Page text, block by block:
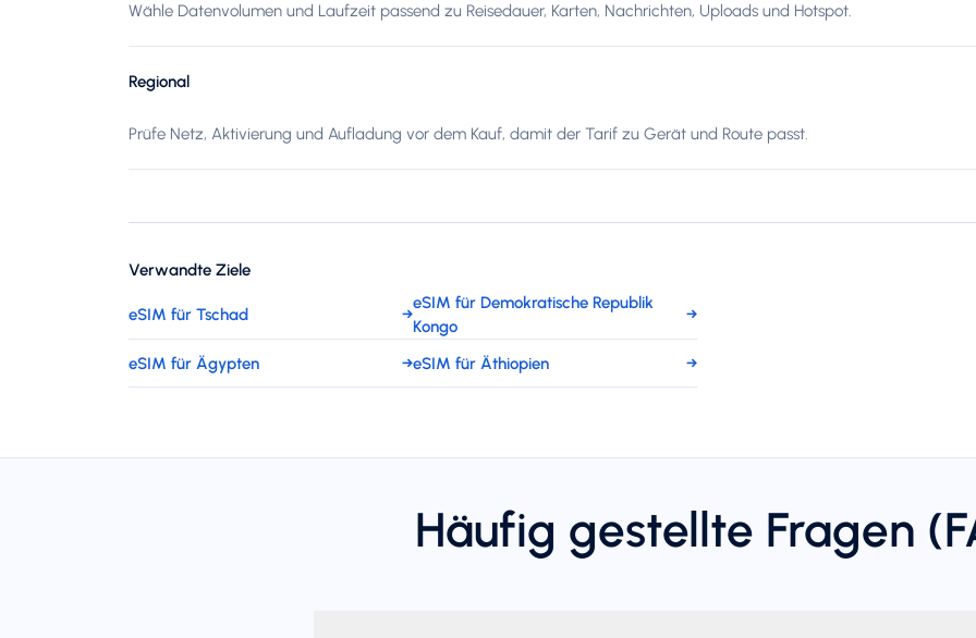
Wähle Datenvolumen und Laufzeit passend zu Reisedauer, Karten, Nachrichten, Uploads und Hotspot.
Regional
Prüfe Netz, Aktivierung und Aufladung vor dem Kauf, damit der Tarif zu Gerät und Route passt.
Verwandte Ziele
eSIM für Tschad →
eSIM für Demokratische Republik
Kongo
→
eSIM für Ägypten →eSIM für Äthiopien →
Häufig gestellte Fragen